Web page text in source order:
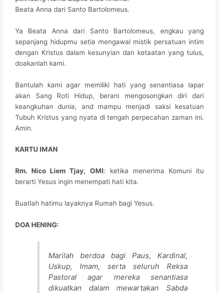
Beata Anna dari Santo Bartolomeus.
​Ya Beata Anna dari Santo Bartolomeus, engkau yang
sepanjang hidupmu setia mengawal mistik persatuan intim
dengan Kristus dalam kesunyian dan ketaatan yang tulus,
doakanlah kami.
Bantulah kami agar memiliki hati yang senantiasa lapar
akan Sang Roti Hidup, berani mengosongkan diri dari
keangkuhan dunia, and mampu menjadi saksi kesatuan
Tubuh Kristus yang nyata di tengah perpecahan zaman ini.
Amin.
​KARTU IMAN
​Rm. Nico Liem Tjay, OMI: ketika menerima Komuni itu
berarti Yesus ingin menempati hati kita.
Buatlah hatimu layaknya Rumah bagi Yesus.
​DOA HENING:
Marilah berdoa bagi Paus, Kardinal,
Uskup, Imam, serta seluruh Reksa
Pastoral agar mereka senantiasa
dikuatkan dalam mewartakan Sabda